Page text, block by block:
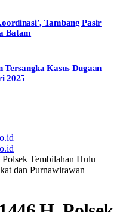
Tambang Pasir
Batam
Tersangka Kasus Dugaan
2025
Tembilahan Hulu
dan Purnawirawan